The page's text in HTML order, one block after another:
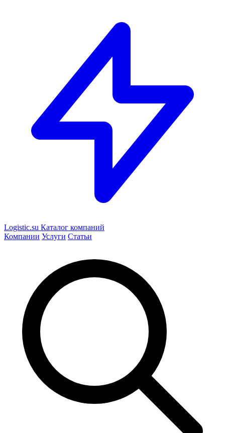
Logistic.su Каталог компаний
Компании Услуги Статьи